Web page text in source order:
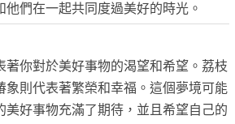
們在一起共同度過美好的時光。
著你對於美好事物的渴望和希望。荔枝
象則代表著繁榮和幸福。這個夢境可能
美好事物充滿了期待，並且希望自己的